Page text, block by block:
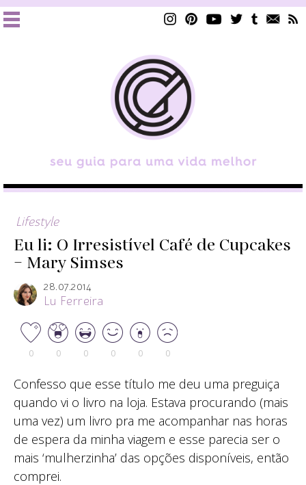
Lifestyle
Eu li: O Irresistível Café de Cupcakes
– Mary Simses
28.07.2014
Lu Ferreira
0 0 0 0 0 0
Confesso que esse título me deu uma preguiça
quando vi o livro na loja. Estava procurando (mais
uma vez) um livro pra me acompanhar nas horas
de espera da minha viagem e esse parecia ser o
mais ‘mulherzinha’ das opções disponíveis, então
comprei.